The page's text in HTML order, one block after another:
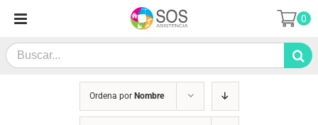
contenido
Search
for:
0
Ordena por Nombre